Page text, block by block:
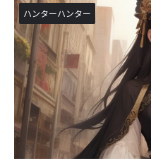
ハンターハンター